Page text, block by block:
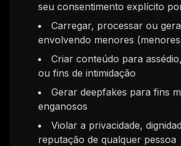
seu consentimento explícito
Carregar, processar ou
envolvendo menores
Criar conteúdo para
ou fins de intimidação
Gerar deepfakes para fins
enganosos
Violar a privacidade,
reputação de qualquer pessoa